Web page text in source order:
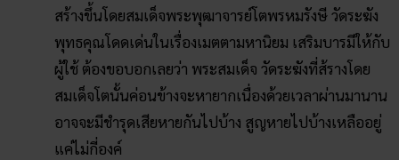
สร้างขึ้นโดยสมเด็จพระพุฒาจารย์โตพรหมรังษี วัดระฆัง
พุทธคุณโดดเด่นในเรื่องเมตตามหานิยม เสริมบารมีให้กับ
ผู้ใช้ ต้องขอบอกเลยว่า พระสมเด็จ วัดระฆังที่ส้รางโดย
สมเด็จโตนั้นค่อนข้างจะหายากเนื่องด้วยเวลาผ่านมานาน
อาจจะมีชำรุดเสียหายกันไปบ้าง สูญหายไปบ้างเหลืออยู่
แค่ไม่กี่องค์